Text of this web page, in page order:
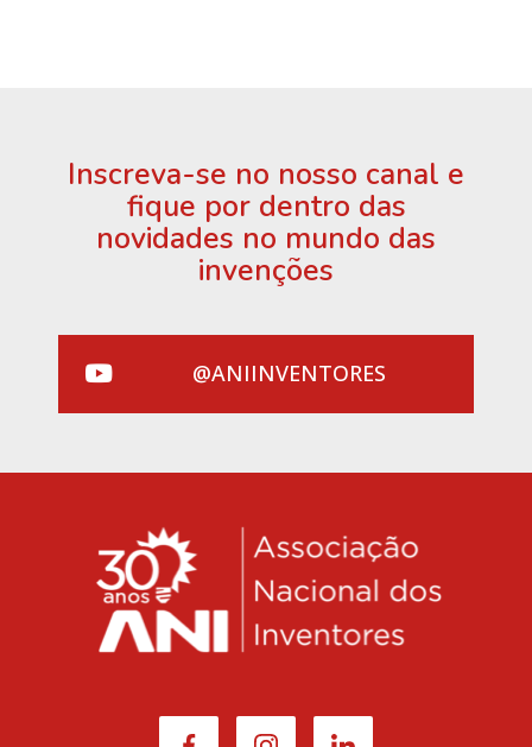
Inscreva-se no nosso canal e
fique por dentro das
novidades no mundo das
invenções
@ANIINVENTORES